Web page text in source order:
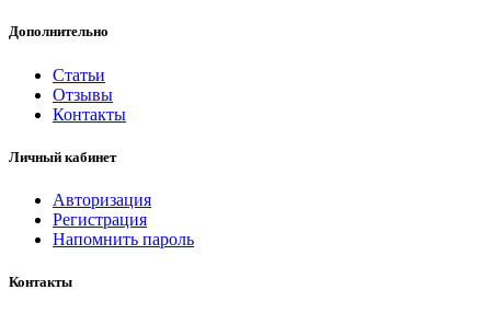
Дополнительно
Статьи
Отзывы
Контакты
Личный кабинет
Авторизация
Регистрация
Напомнить пароль
Контакты